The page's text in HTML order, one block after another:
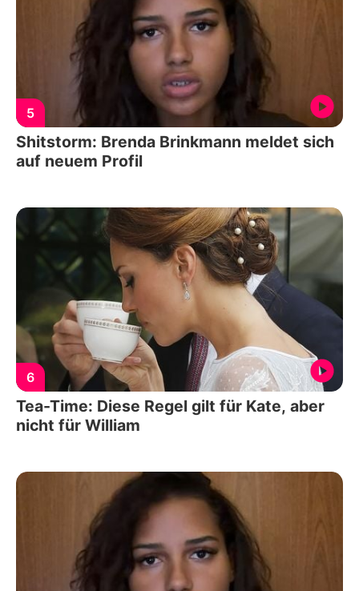
5
Shitstorm: Brenda Brinkmann meldet sich
auf neuem Profil
6
Tea-Time: Diese Regel gilt für Kate, aber
nicht für William